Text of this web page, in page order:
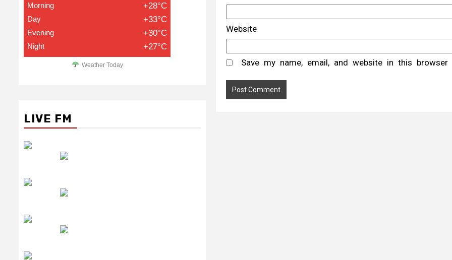
Website
Save my name, email, and website in this
Morning +28°C
Day +33°C
Evening +30°C
Night +27°C
Weather Today
LIVE FM